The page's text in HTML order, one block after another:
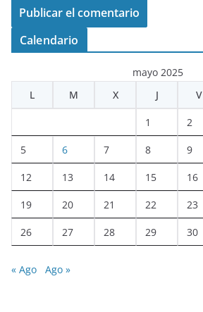
Calendario
mayo 2025
L
M X J V
1 2
5 6 7 8 9
12 13 14 15 16
19 20 21 22 23
26 27 28 29 30
« Ago Ago »